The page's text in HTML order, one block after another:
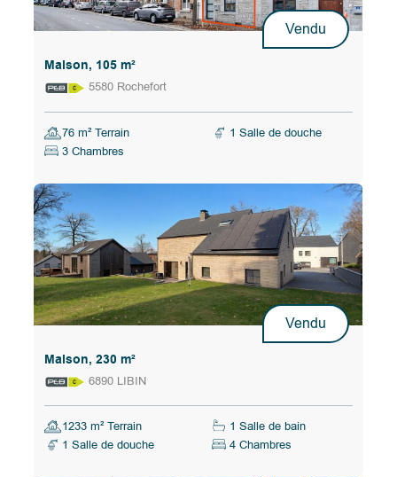
Vendu
Maison, 105 m²
5580 Rochefort
76 m² Terrain
1 Salle de douche
3 Chambres
Vendu
Maison, 230 m²
6890 LIBIN
1233 m² Terrain
1 Salle de bain
1 Salle de douche
4 Chambres